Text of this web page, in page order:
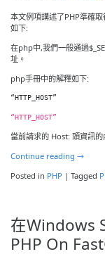
本文例項講述了PHP準確
如下:
在php中,我們一般通過
址。
php手冊中的解釋如下:
“HTTP_HOST”
“HTTP_HOST”
當前請求的 Host: 頭資訊的
Continue reading →
Posted in PHP | Tagged
在Windows
PHP On